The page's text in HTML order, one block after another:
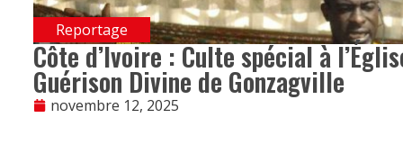
Reportage
Côte d’Ivoire : Culte spécial à
Guérison Divine de Gonzagville
novembre 12, 2025